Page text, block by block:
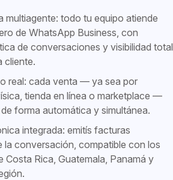
multiagente: todo tu equipo atiende
de WhatsApp Business, con
de conversaciones y visibilidad total
cliente.
real: cada venta — ya sea por
tienda en línea o marketplace —
forma automática y simultánea.
integrada: emitís facturas
la conversación, compatible con los
Costa Rica, Guatemala, Panamá y